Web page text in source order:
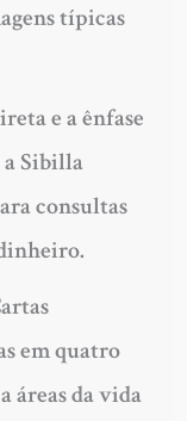
típicas
e a ênfase
a Sibilla
consultas
em quatro
áreas da vida